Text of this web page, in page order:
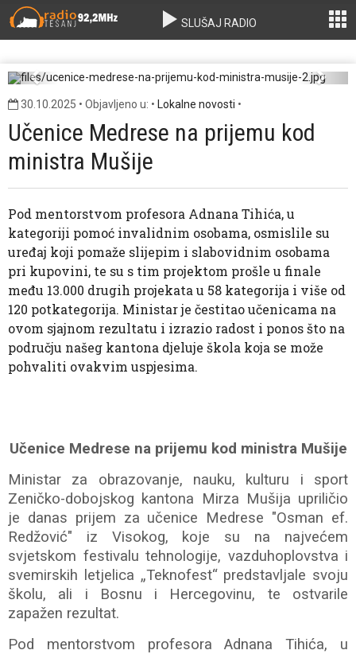
SLUŠAJ RADIO
ucenice-medrese-na-prijemu-kod-ministra-
Previous Next
30.10.2025 • Objavljeno u: • Lokalne novosti •
Učenice Medrese na prijemu kod
ministra Mušije
Pod mentorstvom profesora Adnana Tihića, u
kategoriji pomoć invalidnim osobama, osmislile su
uređaj koji pomaže slijepim i slabovidnim osobama
pri kupovini, te su s tim projektom prošle u finale
među 13.000 drugih projekata u 58 kategorija i više od
120 potkategorija. Ministar je čestitao učenicama na
ovom sjajnom rezultatu i izrazio radost i ponos što na
području našeg kantona djeluje škola koja se može
pohvaliti ovakvim uspjesima.
Učenice Medrese na prijemu kod ministra Mušije
Ministar za obrazovanje, nauku, kulturu i sport
Zeničko-dobojskog kantona Mirza Mušija upriličio
je danas prijem za učenice Medrese "Osman ef.
Redžović" iz Visokog, koje su na najvećem
svjetskom festivalu tehnologije, vazduhoplovstva i
svemirskih letjelica „Teknofest“ predstavljale svoju
školu, ali i Bosnu i Hercegovinu, te ostvarile
zapažen rezultat.
Pod mentorstvom profesora Adnana Tihića, u